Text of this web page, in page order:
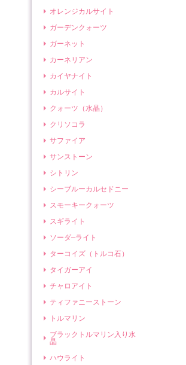
オレンジカルサイト
ガーデンクォーツ
ガーネット
カーネリアン
カイヤナイト
カルサイト
クォーツ（水晶）
クリソコラ
サファイア
サンストーン
シトリン
シーブルーカルセドニー
スモーキークォーツ
スギライト
ソーダ―ライト
ターコイズ（トルコ石）
タイガーアイ
チャロアイト
ティファニーストーン
トルマリン
ブラックトルマリン入り水
晶
ハウライト